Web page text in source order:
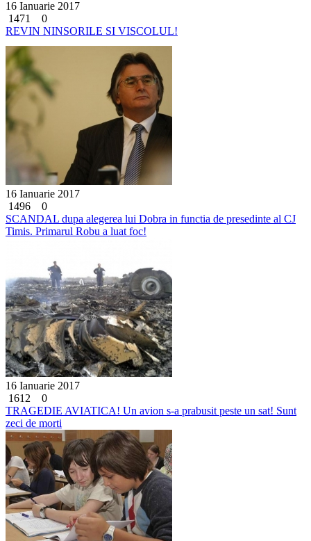
16 Ianuarie 2017
1471
0
REVIN NINSORILE SI VISCOLUL!
16 Ianuarie 2017
1496
0
SCANDAL dupa alegerea lui Dobra in functia de presedinte al CJ
Timis. Primarul Robu a luat foc!
16 Ianuarie 2017
1612
0
TRAGEDIE AVIATICA! Un avion s-a prabusit peste un sat! Sunt
zeci de morti